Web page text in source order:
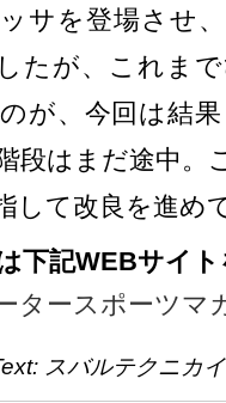
サを登場させ
たが、これま
が、今回は結
段はまだ途中。
して改良を進め
下記WEBサイ
タースポーツマ
スバルテクニカ